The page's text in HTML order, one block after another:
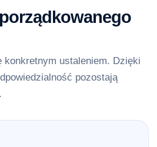
konkretnym ustaleniem. Dzięki
pozostają